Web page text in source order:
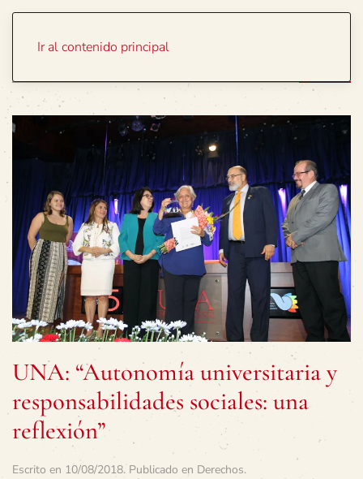
Ir al contenido principal
UNA: “Autonomía universitaria y
responsabilidades sociales: una
reflexión”
Escrito en 10/08/2018. Publicado en Derechos.